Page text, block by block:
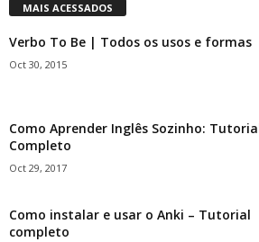
MAIS ACESSADOS
Verbo To Be | Todos os usos e formas
Oct 30, 2015
Como Aprender Inglês Sozinho:
Completo
Oct 29, 2017
Como instalar e usar o Anki – Tutorial
completo